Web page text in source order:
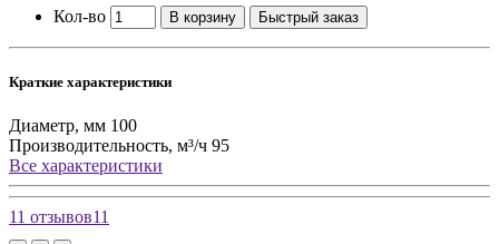
Кол-во В корзину Быстрый заказ
Краткие характеристики
Диаметр, мм 100
Производительность, м³/ч 95
Все характеристики
11 отзывов11